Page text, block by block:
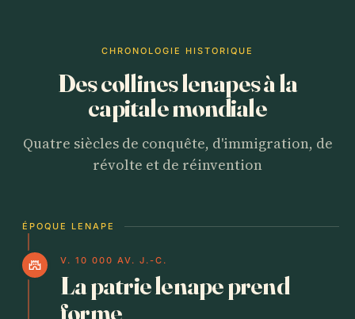
CHRONOLOGIE HISTORIQUE
Des collines lenapes à la
capitale mondiale
Quatre siècles de conquête, d'immigration, de
révolte et de réinvention
ÉPOQUE LENAPE
castle V. 10 000 AV. J.-C.
La patrie lenape prend
forme